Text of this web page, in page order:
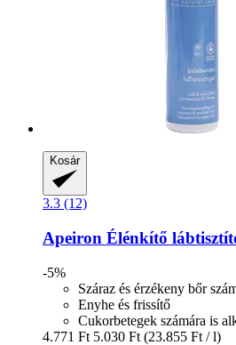
Kosár
3.3 (12)
Apeiron Élénkítő
-5%
Száraz és érzékeny bőr
Enyhe és frissítő
Cukorbetegek számára is
4.771 Ft 5.030 Ft (23.855 Ft / l)